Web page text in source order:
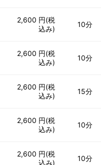
2,600 円(税
込み)
10分
2,600 円(税
込み)
10分
2,600 円(税
込み)
15分
2,600 円(税
込み)
10分
2,600 円(税
込み)
10分